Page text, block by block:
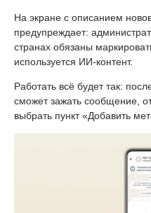
На экране с описанием
предупреждает:
странах обязаны
используется ИИ-контент.
Работать всё будет так:
сможет зажать сообщение,
выбрать пункт «Добавить